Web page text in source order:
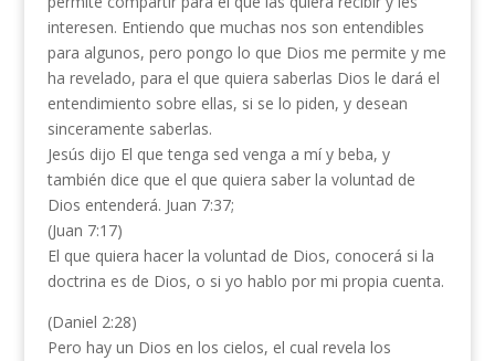
interesen. Entiendo que muchas nos son entendibles
para algunos, pero pongo lo que Dios me permite y me
ha revelado, para el que quiera saberlas Dios le dará el
entendimiento sobre ellas, si se lo piden, y desean
sinceramente saberlas.
Jesús dijo El que tenga sed venga a mí y beba, y
también dice que el que quiera saber la voluntad de
Dios entenderá. Juan 7:37;
(Juan 7:17)
El que quiera hacer la voluntad de Dios, conocerá si la
doctrina es de Dios, o si yo hablo por mi propia cuenta.
(Daniel 2:28)
Pero hay un Dios en los cielos, el cual revela los